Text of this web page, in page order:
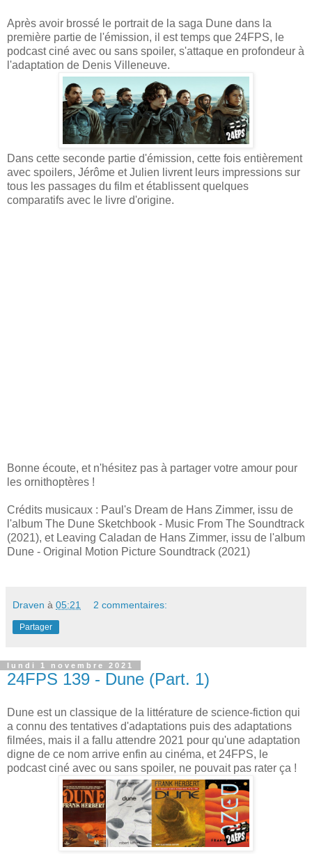
Après avoir brossé le portrait de la saga Dune dans la
première partie de l'émission, il est temps que 24FPS, le
podcast ciné avec ou sans spoiler, s'attaque en profondeur à
l'adaptation de Denis Villeneuve.
Dans cette seconde partie d'émission, cette fois entièrement
avec spoilers, Jérôme et Julien livrent leurs impressions sur
tous les passages du film et établissent quelques
comparatifs avec le livre d'origine.
Bonne écoute, et n'hésitez pas à partager votre amour pour
les ornithoptères !
Crédits musicaux : Paul's Dream de Hans Zimmer, issu de
l'album The Dune Sketchbook - Music From The Soundtrack
(2021), et Leaving Caladan de Hans Zimmer, issu de l'album
Dune - Original Motion Picture Soundtrack (2021)
Draven à 05:21 2 commentaires:
Partager
lundi 1 novembre 2021
24FPS 139 - Dune (Part. 1)
Dune est un classique de la littérature de science-fiction qui
a connu des tentatives d'adaptations puis des adaptations
filmées, mais il a fallu attendre 2021 pour qu'une adaptation
digne de ce nom arrive enfin au cinéma, et 24FPS, le
podcast ciné avec ou sans spoiler, ne pouvait pas rater ça !